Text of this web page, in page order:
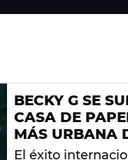
BECKY G SE
CASA DE
MÁS URBANA
CIAO'
El éxito